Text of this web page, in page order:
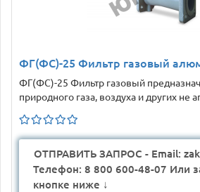
ФГ(ФС)-25 Фильтр газовый
ФГ(ФС)-25 Фильтр газовый
природного газа, воздуха и других не
ОТПРАВИТЬ ЗАПРОС - Email:
Телефон: 8 800 600-48-07 Или
кнопке ниже ↓